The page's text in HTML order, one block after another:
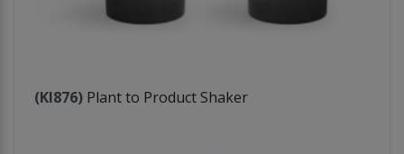
(KI876) Plant to Product Shaker